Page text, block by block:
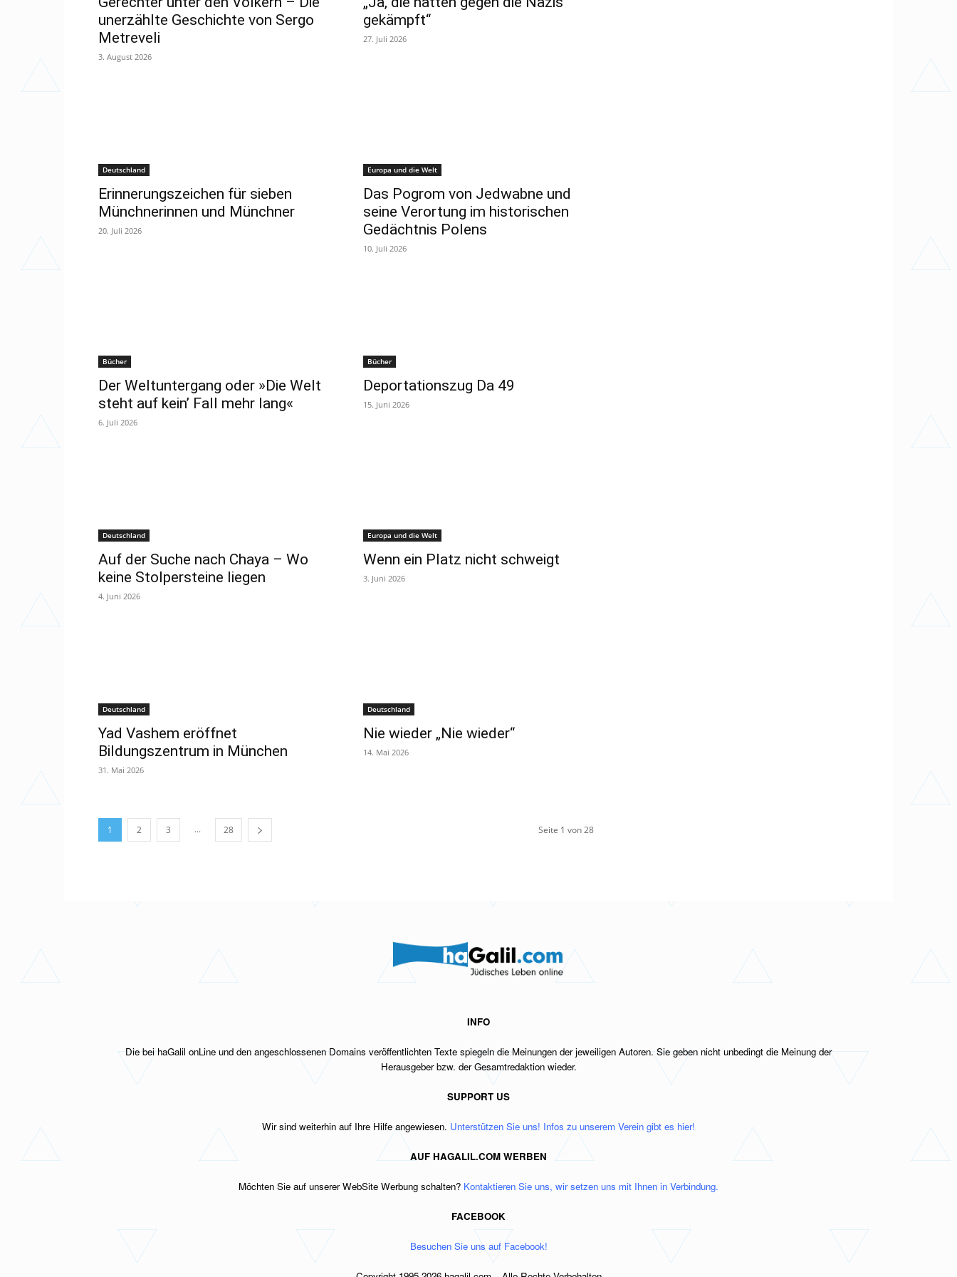
unerzählte Geschichte von Sergo
Metreveli
3. August 2026
gekämpft“
27. Juli 2026
Deutschland
Erinnerungszeichen für sieben
Münchnerinnen und Münchner
20. Juli 2026
Europa und die Welt
Das Pogrom von Jedwabne und
seine Verortung im historischen
Gedächtnis Polens
10. Juli 2026
Bücher
Der Weltuntergang oder »Die Welt
steht auf kein’ Fall mehr lang«
6. Juli 2026
Bücher
Deportationszug Da 49
15. Juni 2026
Deutschland
Auf der Suche nach Chaya – Wo
keine Stolpersteine liegen
4. Juni 2026
Europa und die Welt
Wenn ein Platz nicht schweigt
3. Juni 2026
Deutschland
Yad Vashem eröffnet
Bildungszentrum in München
31. Mai 2026
Deutschland
Nie wieder „Nie wieder“
14. Mai 2026
1 2 3 ... 28 Seite 1 von 28
INFO
Die bei haGalil onLine und den angeschlossenen Domains veröffentlichten Texte spiegeln die Meinungen der jeweiligen Autoren. Sie geben nicht unbedingt die Meinung der
Herausgeber bzw. der Gesamtredaktion wieder.
SUPPORT US
Wir sind weiterhin auf Ihre Hilfe angewiesen. Unterstützen Sie uns! Infos zu unserem Verein gibt es hier!
AUF HAGALIL.COM WERBEN
Möchten Sie auf unserer WebSite Werbung schalten? Kontaktieren Sie uns, wir setzen uns mit Ihnen in Verbindung.
FACEBOOK
Besuchen Sie uns auf Facebook!